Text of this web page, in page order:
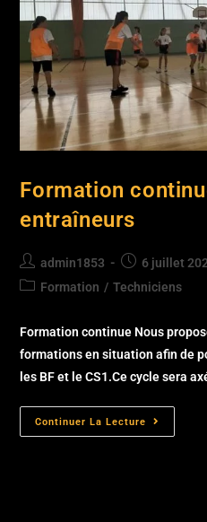
Formation
entraîneurs
admin1853
6 juillet
Formation / Techniciens
Formation continue Nous
formations en situation afin de
les BF et le CS1.Ce cycle sera
Continuer La Lecture